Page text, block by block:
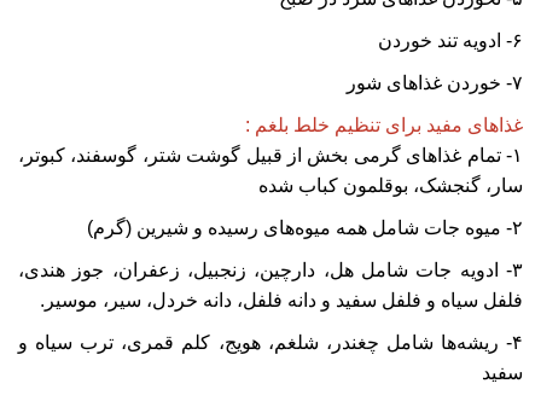
۶- ادویه تند خوردن
۷- خوردن غذاهای شور
غذاهای مفید برای تنظیم خلط بلغم :
۱- تمام غذاهای گرمی بخش از قبیل گوشت شتر، گوسفند، کبوتر،
سار، گنجشک، بوقلمون کباب شده
۲- میوه جات شامل همه میوه‌های رسیده و شیرین (گرم)
۳- ادویه جات شامل هل، دارچین، زنجبیل، زعفران، جوز هندی،
فلفل سیاه و فلفل سفید و دانه فلفل، دانه خردل، سیر، موسیر.
۴- ریشه‌ها شامل چغندر، شلغم، هویج، کلم قمری، ترب سیاه و
سفید